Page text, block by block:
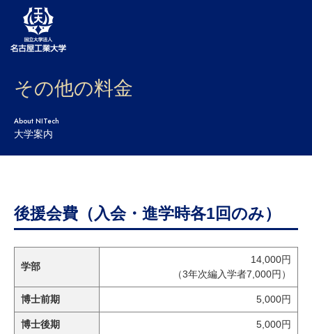
大学案内
学部・大学院・センター
研究・産学官連携
国際交流
研究・教員Navi
その他の料金
About NITech
大学案内
後援会費（入会・進学時各1回のみ）
学部
14,000円
（3年次編入学者7,000円）
博士前期 5,000円
博士後期 5,000円